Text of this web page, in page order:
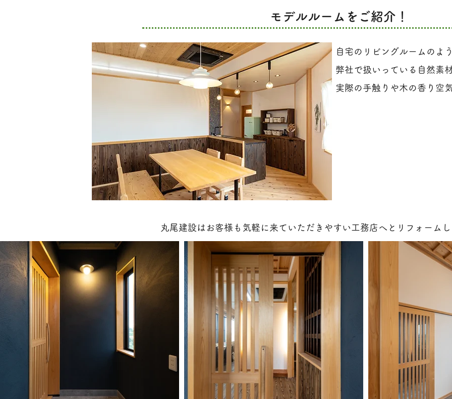
モデルルームをご紹介！
自宅のリビングルームのよ
弊社で扱いっている自然素
実際の手触りや木の香り空
丸尾建設はお客様も気軽に来ていただきやすい工務店へとリフォーム